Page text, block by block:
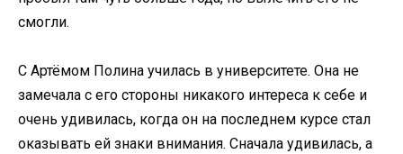
смогли.
С Артёмом Полина училась в университете. Она не
замечала с его стороны никакого интереса к себе и
очень удивилась, когда он на последнем курсе стал
оказывать ей знаки внимания. Сначала удивилась, а